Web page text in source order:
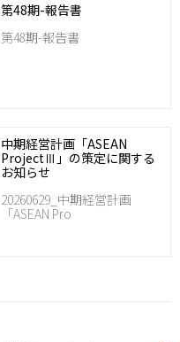
第48期-報告書
第48期-報告書
中期経営計画「ASEAN
ProjectⅢ」の策定に関する
お知らせ
20260629_中期経営計画
「ASEAN Pro